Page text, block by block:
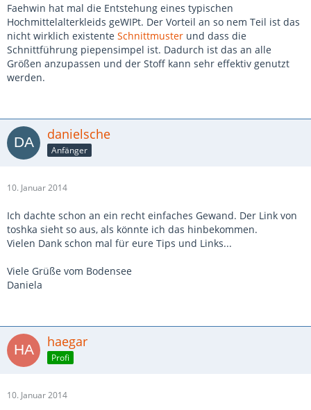
Faehwin hat mal die Entstehung eines typischen
Hochmittelalterkleids geWIPt. Der Vorteil an so nem Teil ist das
nicht wirklich existente Schnittmuster und dass die
Schnittführung piepensimpel ist. Dadurch ist das an alle
Größen anzupassen und der Stoff kann sehr effektiv genutzt
werden.
danielsche
Anfänger
10. Januar 2014
Ich dachte schon an ein recht einfaches Gewand. Der Link von
toshka sieht so aus, als könnte ich das hinbekommen.
Vielen Dank schon mal für eure Tips und Links...
Viele Grüße vom Bodensee
Daniela
haegar
Profi
10. Januar 2014